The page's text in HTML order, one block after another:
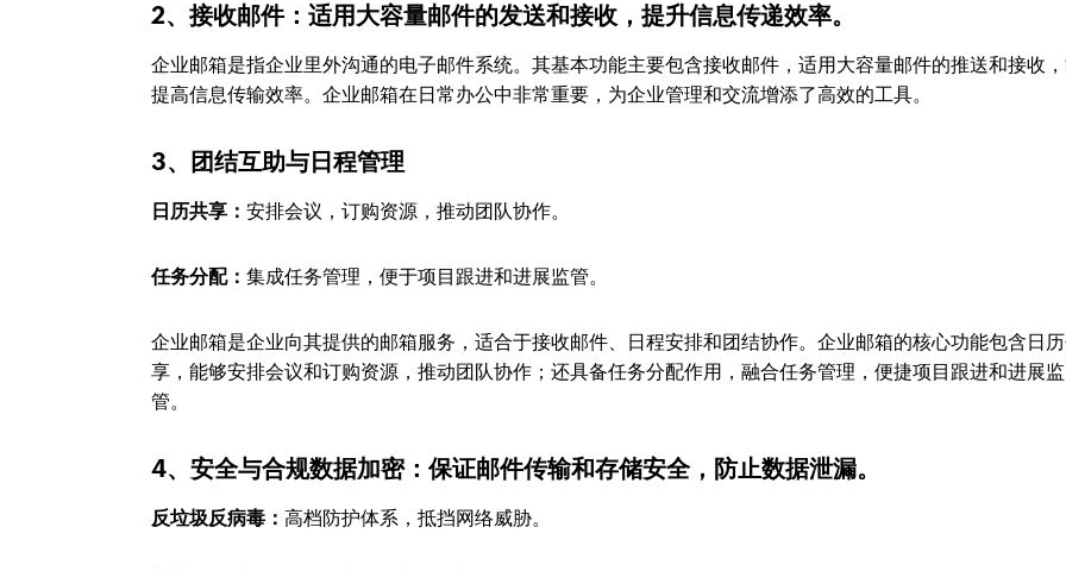
2、接收邮件：适用大容量邮件的发送和接收，提升信息传递效率。
企业邮箱是指企业里外沟通的电子邮件系统。其基本功能主要包含接收邮件，适用大容量邮件的推送和接收
提高信息传输效率。企业邮箱在日常办公中非常重要，为企业管理和交流增添了高效的工具。
3、团结互助与日程管理
日历共享：安排会议，订购资源，推动团队协作。
任务分配：集成任务管理，便于项目跟进和进展监管。
企业邮箱是企业向其提供的邮箱服务，适合于接收邮件、日程安排和团结协作。企业邮箱的核心功能包含日
享，能够安排会议和订购资源，推动团队协作；还具备任务分配作用，融合任务管理，便捷项目跟进和进展监
管。
4、安全与合规数据加密：保证邮件传输和存储安全，防止数据泄漏。
反垃圾反病毒：高档防护体系，抵挡网络威胁。